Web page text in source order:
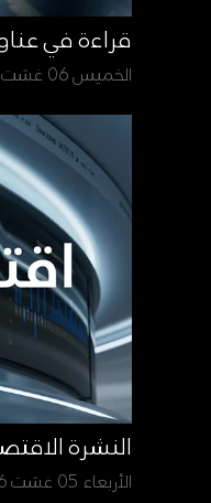
قراءة في
الخميس 06 غشت 2026
النشرة
الأربعاء 05 غشت 2026